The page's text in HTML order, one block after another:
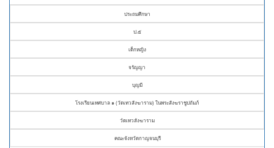
ประถมศึกษา
ป.๕
เด็กหญิง
จรัญญา
บุญมี
โรงเรียนเทศบาล ๑ (วัดเทวสังฆาราม) ในพระสังฆราชูปถัมภ์
วัดเทวสังฆาราม
คณะจังหวัดกาญจนบุรี